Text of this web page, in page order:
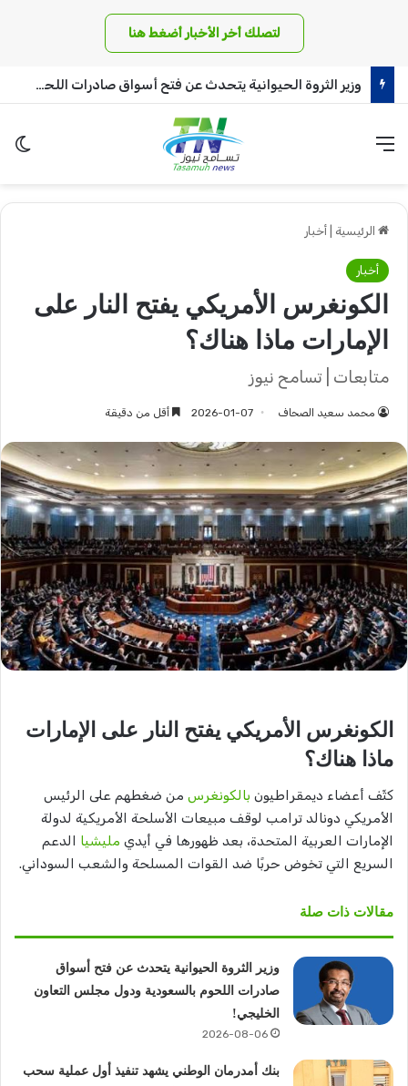
لتصلك أخر الأخبار أضغط هنا
بنك أمدرمان الوطني يشهد تنفيذ أول عملية سحب نقدي عبر الصراف الآلي
القائمة
الرئيسية أخبار
أخبار
الكونغرس الأمريكي يفتح النار على
الإمارات ماذا هناك؟
متابعات | تسامح نيوز
محمد سعيد الصحاف 2026-01-07 أقل من دقيقة
الكونغرس الأمريكي يفتح النار على الإمارات
ماذا هناك؟
كثّف أعضاء ديمقراطيون بالكونغرس من ضغطهم على الرئيس
الأمريكي دونالد ترامب لوقف مبيعات الأسلحة الأمريكية لدولة
الإمارات العربية المتحدة، بعد ظهورها في أيدي مليشيا الدعم
السريع التي تخوض حربًا ضد القوات المسلحة والشعب السوداني.
مقالات ذات صلة
وزير الثروة الحيوانية يتحدث عن فتح أسواق
صادرات اللحوم بالسعودية ودول مجلس التعاون
الخليجي!
2026-08-06
بنك أمدرمان الوطني يشهد تنفيذ أول عملية سحب